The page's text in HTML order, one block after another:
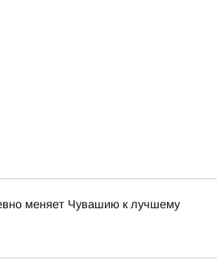
меняет Чувашию к лучшему